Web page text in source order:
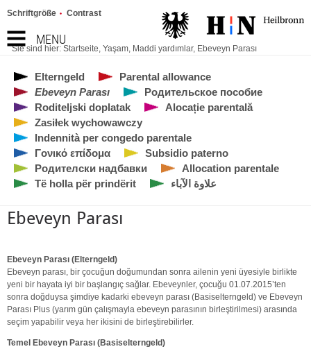
MENU
Schriftgröße Contrast
Sie sind hier: Startseite, Yaşam, Maddi yardımlar, Ebeveyn Parası
Elterngeld
Parental allowance
Ebeveyn Parası
Родительское пособие
Roditeljski doplatak
Alocație parentală
Zasiłek wychowawczy
Indennità per congedo parentale
Γονικό επίδομα
Subsidio paterno
Родителски надбавки
Allocation parentale
Të holla për prindërit
علاوة الآباء
Ebeveyn Parası
Ebeveyn Parası (Elterngeld)
Ebeveyn parası, bir çocuğun doğumundan sonra ailenin yeni üyesiyle birlikte
yeni bir hayata iyi bir başlangıç sağlar. Ebeveynler, çocuğu 01.07.2015’ten
sonra doğduysa şimdiye kadarki ebeveyn parası (Basiselterngeld) ve Ebeveyn
Parası Plus (yarım gün çalışmayla ebeveyn parasının birleştirilmesi) arasında
seçim yapabilir veya her ikisini de birleştirebilirler.
Temel Ebeveyn Parası (Basiselterngeld)